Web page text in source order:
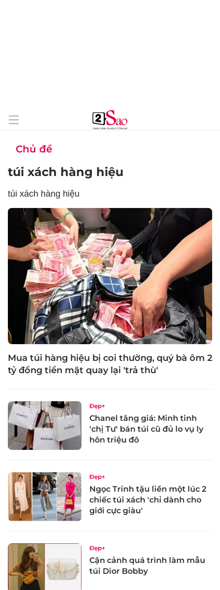
Chủ đề
túi xách hàng hiệu
túi xách hàng hiệu
Mua túi hàng hiệu bị coi thường, quý bà ôm 2
tỷ đồng tiền mặt quay lại 'trả thù'
Đẹp+
Chanel tăng giá: Minh tinh
'chị Tư' bán túi cũ đủ lo vụ ly
hôn triệu đô
Đẹp+
Ngọc Trinh tậu liền một lúc 2
chiếc túi xách 'chỉ dành cho
giới cực giàu'
Đẹp+
Cận cảnh quá trình làm mẫu
túi Dior Bobby